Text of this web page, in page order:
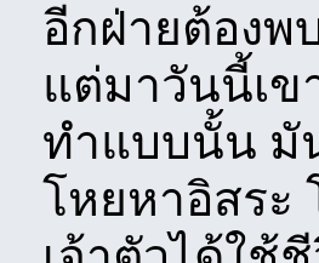
อีกฝ่ายต้องพ
แต่มาวันนี้เข
ทำแบบนั้น มั
โหยหาอิสระ